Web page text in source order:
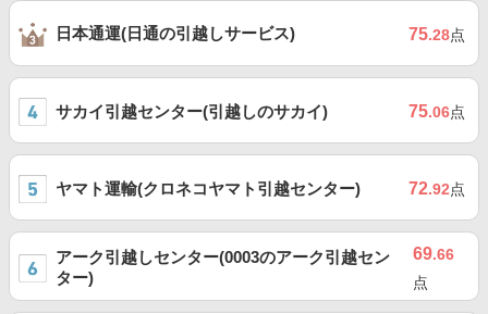
日本通運(日通の引越しサービス) 75.28点
サカイ引越センター(引越しのサカイ) 75.06点
ヤマト運輸(クロネコヤマト引越センター) 72.92点
アーク引越しセンター(0003のアーク引越セン
ター)
69.66
点